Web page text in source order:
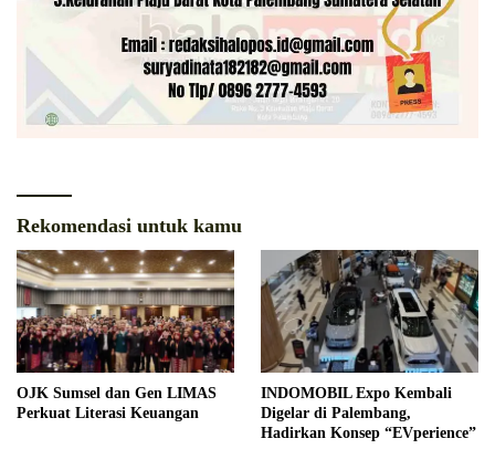
Rekomendasi untuk kamu
OJK Sumsel dan Gen LIMAS
Perkuat Literasi Keuangan
INDOMOBIL Expo Kembali
Digelar di Palembang,
Hadirkan Konsep “EVperience”